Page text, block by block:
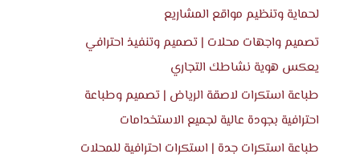
لحماية وتنظيم مواقع المشاريع
تصميم واجهات محلات | تصميم وتنفيذ احترافي
يعكس هوية نشاطك التجاري
طباعة استكرات لاصقة الرياض | تصميم وطباعة
احترافية بجودة عالية لجميع الاستخدامات
طباعة استكرات جدة | استكرات احترافية للمحلات